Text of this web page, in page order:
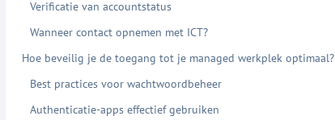
Verificatie van accountstatus
Wanneer contact opnemen met ICT?
Hoe beveilig je de toegang tot je managed werkplek optimaal?
Best practices voor wachtwoordbeheer
Authenticatie-apps effectief gebruiken